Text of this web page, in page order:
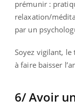
prémunir :
relaxation/
par un
Soyez vigilant,
à faire baisser
6/ Avoir